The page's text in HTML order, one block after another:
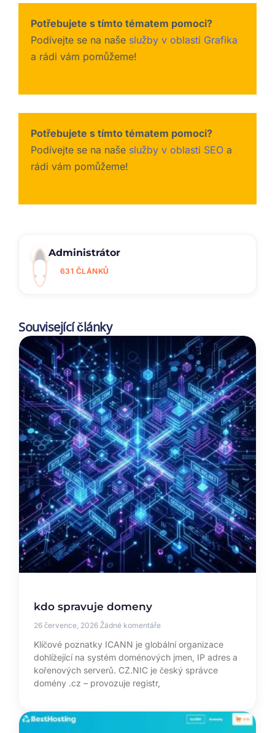
Potřebujete s tímto tématem pomoci?
Podívejte se na naše služby v oblasti Grafika
a rádi vám pomůžeme!
Potřebujete s tímto tématem pomoci?
Podívejte se na naše služby v oblasti SEO a
rádi vám pomůžeme!
Administrátor
631 ČLÁNKŮ
Související články
kdo spravuje domeny
26 července, 2026 Žádné komentáře
Klíčové poznatky ICANN je globální organizace
dohlížející na systém doménových jmen, IP adres a
kořenových serverů. CZ.NIC je český správce
domény .cz – provozuje registr,